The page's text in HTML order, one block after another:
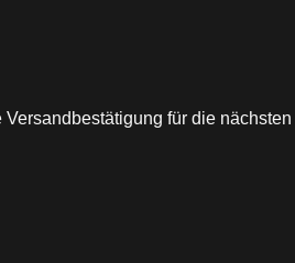
Versandbestätigung für die